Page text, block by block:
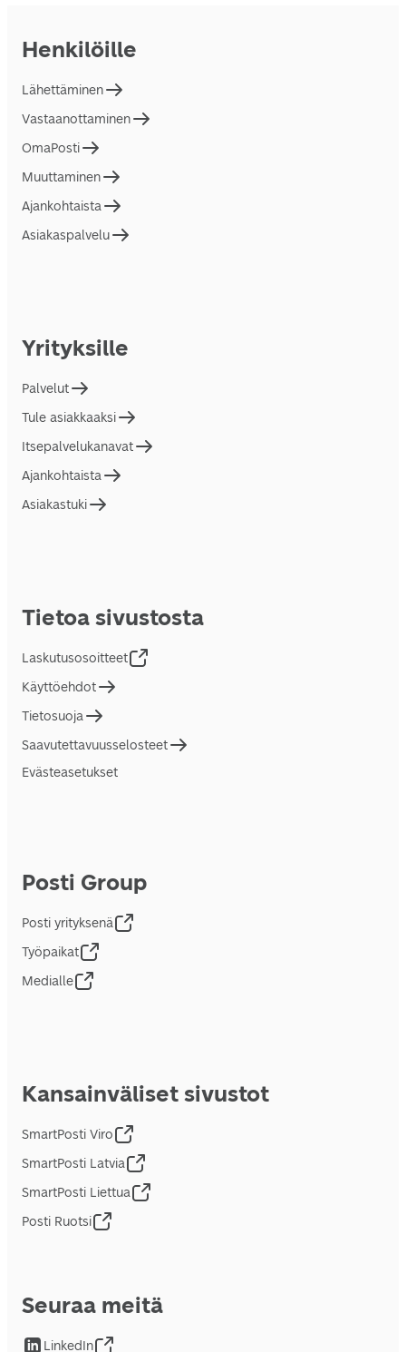
Henkilöille
Lähettäminen
Vastaanottaminen
OmaPosti
Muuttaminen
Ajankohtaista
Asiakaspalvelu
Yrityksille
Palvelut
Tule asiakkaaksi
Itsepalvelukanavat
Ajankohtaista
Asiakastuki
Tietoa sivustosta
Laskutusosoitteet
Käyttöehdot
Tietosuoja
Saavutettavuusselosteet
Evästeasetukset
Posti Group
Posti yrityksenä
Työpaikat
Medialle
Kansainväliset sivustot
SmartPosti Viro
SmartPosti Latvia
SmartPosti Liettua
Posti Ruotsi
Seuraa meitä
LinkedIn